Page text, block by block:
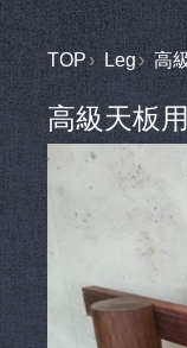
TOP Leg 高
高級天板